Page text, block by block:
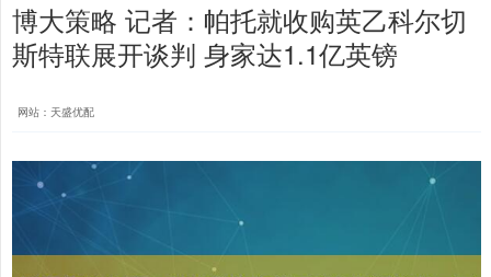
博大策略 记者：帕托就收购英乙科尔切
斯特联展开谈判 身家达1.1亿英镑
网站：天盛优配